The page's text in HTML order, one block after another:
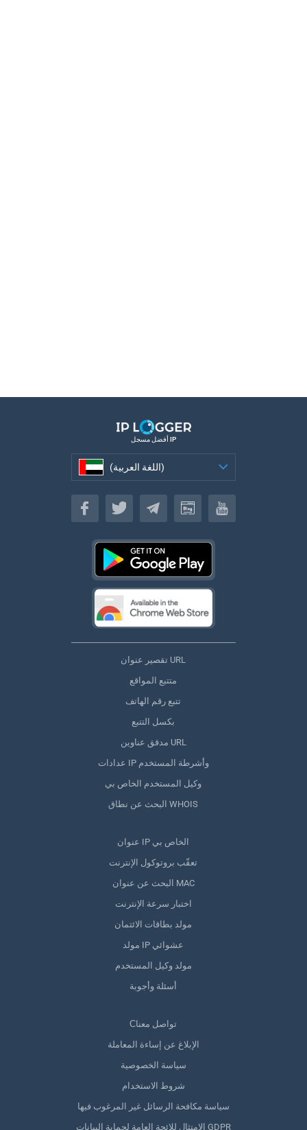
أفضل مسجل IP
(اللغة العربية)
(اللغة العربية)
تقصير عنوان URL
متتبع المواقع
تتبع رقم الهاتف
بكسل التتبع
مدقق عناوين URL
عدادات IP وأشرطة المستخدم
وكيل المستخدم الخاص بي
البحث عن نطاق WHOIS
عنوان IP الخاص بي
تعقّب بروتوكول الإنترنت
البحث عن عنوان MAC
اختبار سرعة الإنترنت
مولد بطاقات الائتمان
مولد IP عشوائي
مولد وكيل المستخدم
أسئلة وأجوبة
Сتواصل معنا
الإبلاغ عن إساءة المعاملة
سياسة الخصوصية
شروط الاستخدام
سياسة مكافحة الرسائل غير المرغوب فيها
الامتثال للائحة العامة لحماية البيانات GDPR